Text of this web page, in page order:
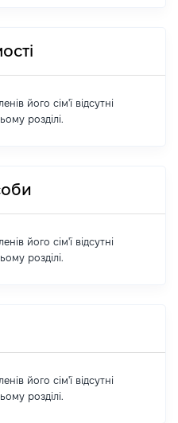
його сім'ї відсутні
розділі.
його сім'ї відсутні
розділі.
його сім'ї відсутні
розділі.